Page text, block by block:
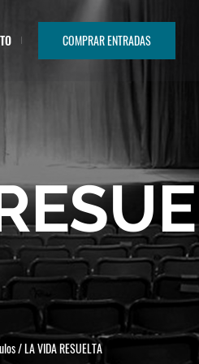
COMPRAR ENTRADAS
/LA VIDA RESUELTA